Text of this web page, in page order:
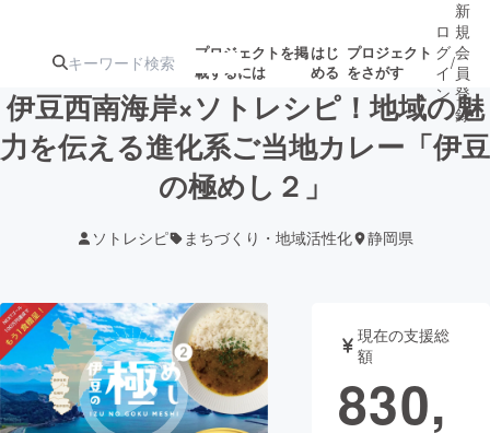
プロジェクトを掲
載するには
はじ
める
プロジェクト
をさがす
注目の新着プロ 募集終了が近いプ
テクノロジー・ガジェット
映像・映画 書籍・雑誌
ロ
グ
イ
ン
/
新
規
会
員
登
録
伊豆西南海岸×ソトレシピ！地域の魅
力を伝える進化系ご当地カレー「伊豆
の極めし２」
ソトレシピ まちづくり・地域活性化 静岡県
現在の支援総
額
830,